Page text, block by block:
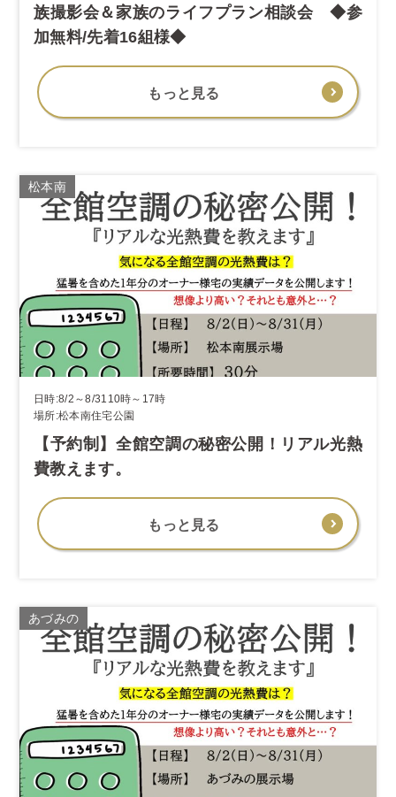
族撮影会＆家族のライフプラン相談会 ◆参
加無料/先着16組様◆
もっと見る
松本南
日時:8/2～8/3110時～17時
場所:松本南住宅公園
【予約制】全館空調の秘密公開！リアル光熱
費教えます。
もっと見る
あづみの